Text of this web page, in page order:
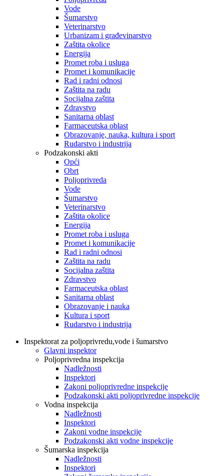
Vode
Šumarstvo
Veterinarstvo
Urbanizam i građevinarstvo
Zaštita okolice
Energija
Promet roba i usluga
Promet i komunikacije
Rad i radni odnosi
Zaštita na radu
Socijalna zaštita
Zdravstvo
Sanitarna oblast
Farmaceutska oblast
Obrazovanje, nauka, kultura i sport
Rudarstvo i industrija
Podzakonski akti
Opći
Obrt
Poljoprivreda
Vode
Šumarstvo
Veterinarstvo
Zaštita okolice
Energija
Promet roba i usluga
Promet i komunikacije
Rad i radni odnosi
Zaštita na radu
Socijalna zaštita
Zdravstvo
Farmaceutska oblast
Sanitarna oblast
Obrazovanje i nauka
Kultura i sport
Rudarstvo i industrija
Inspektorat za poljoprivredu,vode i šumarstvo
Glavni inspektor
Poljoprivredna inspekcija
Nadležnosti
Inspektori
Zakoni poljoprivredne inspekcije
Podzakonski akti poljoprivredne inspekcije
Vodna inspekcija
Nadležnosti
Inspektori
Zakoni vodne inspekcije
Podzakonski akti vodne inspekcije
Šumarska inspekcija
Nadležnosti
Inspektori